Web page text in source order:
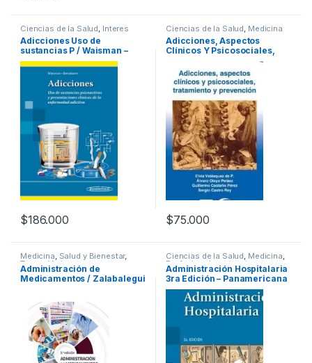
Ciencias de la Salud Interes
General Medicina
Adicciones Uso de
sustancias P / Waisman –
Panamericana
$186.000
Ciencias de la Salud Medicina
Adicciones, Aspectos
Clínicos Y Psicosociales,
Tratamiento Y Prevención
$75.000
Medicina, Salud y Bienestar,
Temas Varios
Administración de
Medicamentos / Zalabalegui
Ciencias de la Salud, Medicina,
Profesionales y tecnicos
Administración Hospitalaria
3ra Edición – Panamericana